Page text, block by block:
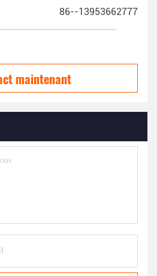
86--13953662777
maintenant